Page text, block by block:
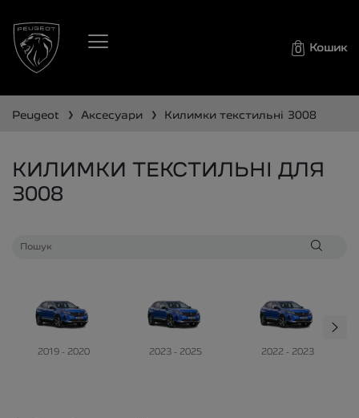
0 Кошик
peugeot ❯ аксесуари ❯ килимки текстильні 3008
КИЛИМКИ ТЕКСТИЛЬНІ ДЛЯ
3008
2019 - 2020 2023 - 2025 2022 - 2023